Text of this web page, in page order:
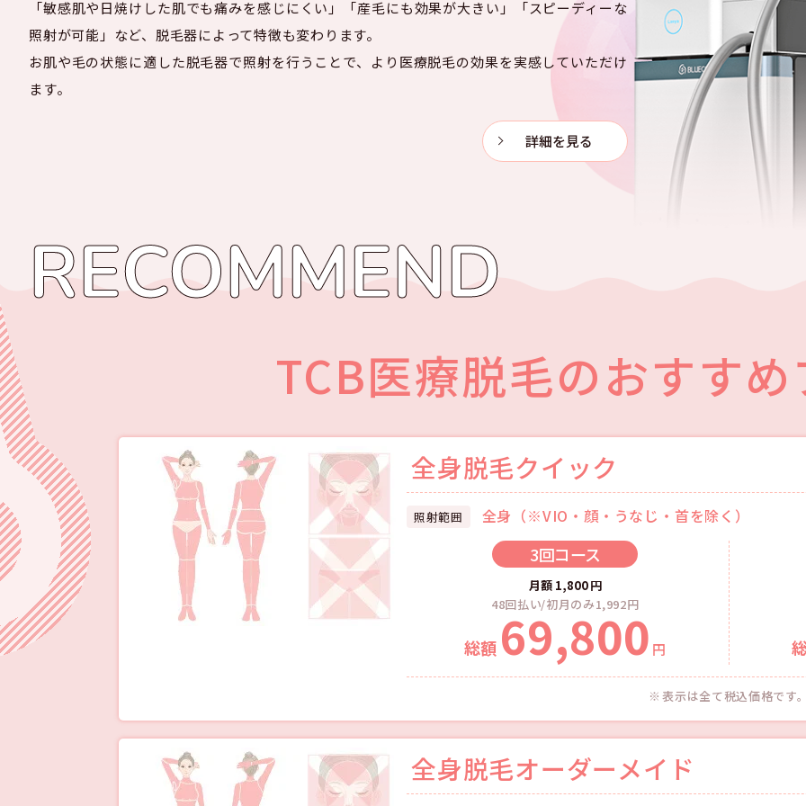
「敏感肌や日焼けした肌でも痛みを感じにくい」「産毛にも効果が大きい」「スピーディーな
照射が可能」など、脱毛器によって特徴も変わります。
お肌や毛の状態に適した脱毛器で照射を行うことで、より医療脱毛の効果を実感していただけ
ます。
詳細を見る
RECOMMEND
TCB医療脱毛のおすす
全身脱毛クイック
照射範囲 全身（※VIO・顔・うなじ・首を除く）
3回コース
月額 1,800円
48回払い/初月のみ1,992円
総額 69,800 円
表示は全て税込価格です
全身脱毛オーダーメイド